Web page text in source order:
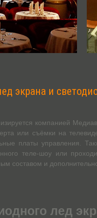
экрана и
компанией
или съёмки на
платы управления.
теле-шоу или
составом и
лед